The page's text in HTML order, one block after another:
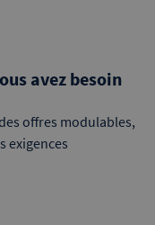
avez besoin
offres modulables,
exigences